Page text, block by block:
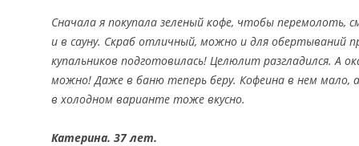
Сначала я покупала зеленый кофе, чтобы перемолоть,
и в сауну. Скраб отличный, можно и для обертываний
купальников подготовилась! Целюлит разгладился. А
можно! Даже в баню теперь беру. Кофеина в нем
в холодном варианте тоже вкусно.
Катерина. 37 лет.